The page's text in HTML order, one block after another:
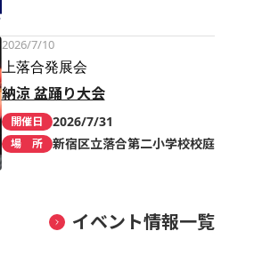
2026/7/10
上落合発展会
納涼 盆踊り大会
開催日 2026/7/31
場 所 新宿区立落合第二小学校校庭
イベント情報一覧